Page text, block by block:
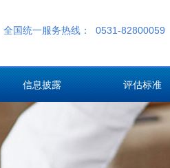
全国统一服务热线： 0531-82800059
信息披露 评估标准